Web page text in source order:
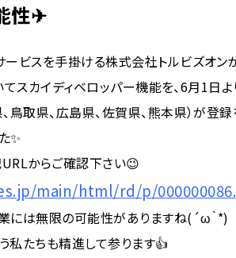
性✈
ービスを手掛ける株式会社トルビズオン
スカイディベロッパー機能を、6月1日
鳥取県、広島県、佐賀県、熊本県）が登
✨
からご確認下さい😉
main/html/rd/p/
には無限の可能性がありますね(´ω｀*)
私たちも精進して参ります👍